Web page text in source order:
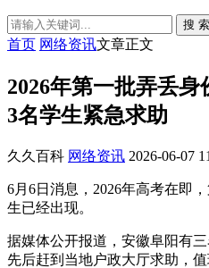
搜 索
首页 网络资讯文章正文
2026年第一批弄丢身
3名学生紧急求助
久久百科 网络资讯 2026-06-07
6月6日消息，2026年高考在即
生已经出现。
据媒体公开报道，安徽阜阳有
先后赶到当地户政大厅求助，